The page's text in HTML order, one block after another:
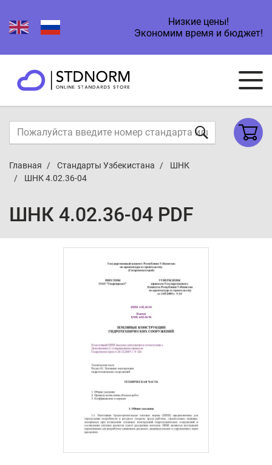
Низкие цены!
Экономим время и бюджет!
Главная Стандарты Узбекистана
ШНК
ШНК 4.02.36-04
ШНК 4.02.36-04 PDF